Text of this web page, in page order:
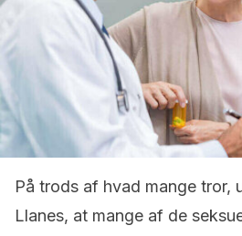
På trods af hvad mange tror,
Llanes, at mange af de